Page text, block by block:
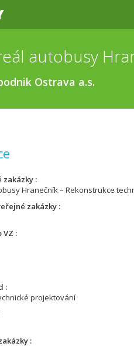
Ostrava a.s.
zakázky
Hranečník – Rekonstrukce
zakázky
VZ
projektování